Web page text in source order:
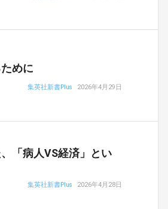
めに
集英社新書Plus 2026年4月29日
「病人VS経済」とい
集英社新書Plus 2026年4月28日